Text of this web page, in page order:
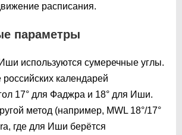
расписания.
параметры
используются сумеречные углы.
календарей
17° для Фаджра и 18° для Иши.
метод (например, MWL 18°/17°
где для Иши берётся